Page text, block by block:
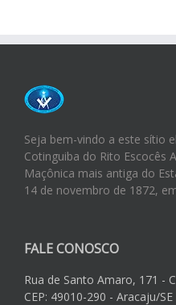
Seja bem-vindo a este sítio
Cotinguiba do Rito Escocês
Maçônica mais antiga do
14 de novembro de 1872,
FALE CONOSCO
Rua de Santo Amaro, 171 -
CEP: 49010-290 - Aracaju/SE